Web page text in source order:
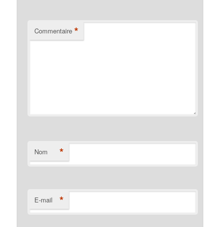
Commentaire *
Nom *
E-mail *